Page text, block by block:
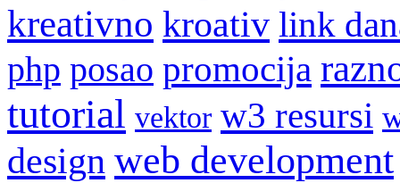
kreativno kroativ link
php posao promocija
tutorial vektor w3 resursi
design web development